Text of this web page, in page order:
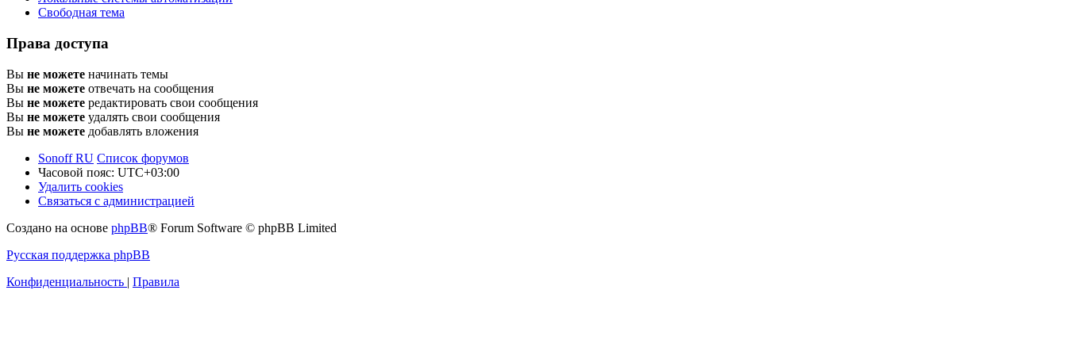
Свободная тема
Права доступа
Вы не можете начинать темы
Вы не можете отвечать на сообщения
Вы не можете редактировать свои сообщения
Вы не можете удалять свои сообщения
Вы не можете добавлять вложения
Sonoff RU Список форумов
Часовой пояс: UTC+03:00
Удалить cookies
Связаться с администрацией
Создано на основе phpBB® Forum Software © phpBB Limited
Русская поддержка phpBB
Конфиденциальность | Правила